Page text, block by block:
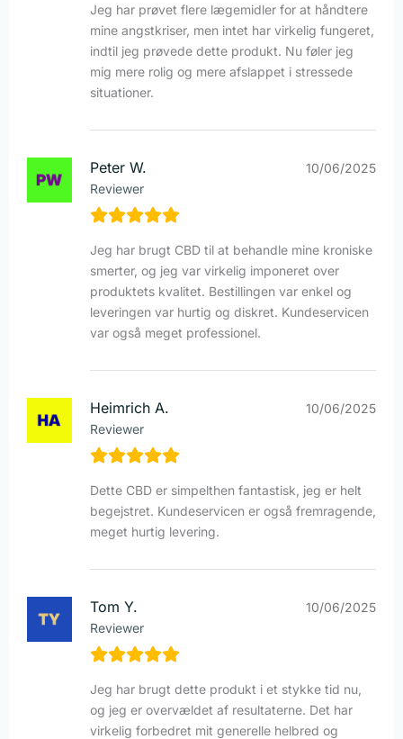
Jeg har prøvet flere lægemidler for at håndtere
mine angstkriser, men intet har virkelig fungeret,
indtil jeg prøvede dette produkt. Nu føler jeg
mig mere rolig og mere afslappet i stressede
situationer.
Peter W.
Reviewer
10/06/2025
Jeg har brugt CBD til at behandle mine kroniske
smerter, og jeg var virkelig imponeret over
produktets kvalitet. Bestillingen var enkel og
leveringen var hurtig og diskret. Kundeservicen
var også meget professionel.
Heimrich A.
Reviewer
10/06/2025
Dette CBD er simpelthen fantastisk, jeg er helt
begejstret. Kundeservicen er også fremragende,
meget hurtig levering.
Tom Y.
Reviewer
10/06/2025
Jeg har brugt dette produkt i et stykke tid nu,
og jeg er overvældet af resultaterne. Det har
virkelig forbedret mit generelle helbred og